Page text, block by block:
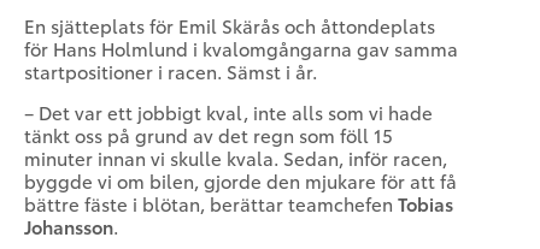
En sjätteplats för Emil Skärås och åttondeplats
för Hans Holmlund i kvalomgångarna gav samma
startpositioner i racen. Sämst i år.
– Det var ett jobbigt kval, inte alls som vi hade
tänkt oss på grund av det regn som föll 15
minuter innan vi skulle kvala. Sedan, inför racen,
byggde vi om bilen, gjorde den mjukare för att få
bättre fäste i blötan, berättar teamchefen Tobias
Johansson.